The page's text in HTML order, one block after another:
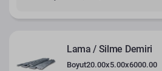
Lama / Silme Demiri
Boyut20.00x5.00x6000.00